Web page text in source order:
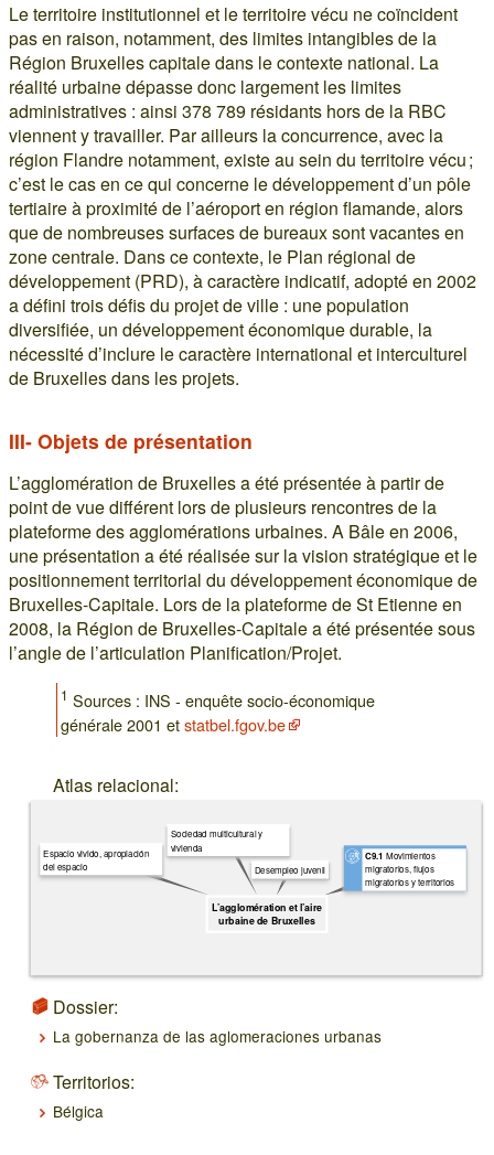
Le territoire institutionnel et le territoire vécu ne coïncident
pas en raison, notamment, des limites intangibles de la
Région Bruxelles capitale dans le contexte national. La
réalité urbaine dépasse donc largement les limites
administratives : ainsi 378 789 résidants hors de la RBC
viennent y travailler. Par ailleurs la concurrence, avec la
région Flandre notamment, existe au sein du territoire vécu ;
c’est le cas en ce qui concerne le développement d’un pôle
tertiaire à proximité de l’aéroport en région flamande, alors
que de nombreuses surfaces de bureaux sont vacantes en
zone centrale. Dans ce contexte, le Plan régional de
développement (PRD), à caractère indicatif, adopté en 2002
a défini trois défis du projet de ville : une population
diversifiée, un développement économique durable, la
nécessité d’inclure le caractère international et interculturel
de Bruxelles dans les projets.
III- Objets de présentation
L’agglomération de Bruxelles a été présentée à partir de
point de vue différent lors de plusieurs rencontres de la
plateforme des agglomérations urbaines. A Bâle en 2006,
une présentation a été réalisée sur la vision stratégique et le
positionnement territorial du développement économique de
Bruxelles-Capitale. Lors de la plateforme de St Etienne en
2008, la Région de Bruxelles-Capitale a été présentée sous
l’angle de l’articulation Planification/Projet.
1 Sources : INS - enquête socio-économique
générale 2001 etstatbel.fgov.be
Atlas relacional:
L’agglomération et l’aire
urbaine de Bruxelles
C9.1 Movimientos
migratorios, flujos
migratorios y territorios
Desempleo juvenil
Sociedad multicultural y
vivienda
Espacio vivido, apropiación
del espacio
Dossier:
La gobernanza de las aglomeraciones urbanas
Territorios:
Bélgica